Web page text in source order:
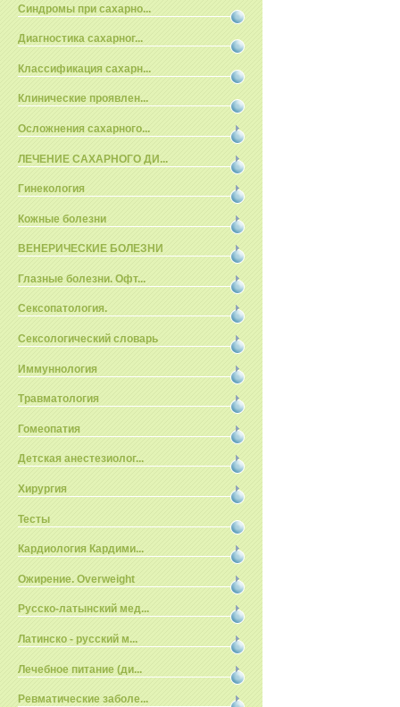
Синдромы при сахарно...
Диагностика сахарног...
Классификация сахарн...
Клинические проявлен...
Осложнения сахарного...
ЛЕЧЕНИЕ САХАРНОГО ДИ...
Гинекология
Кожные болезни
ВЕНЕРИЧЕСКИЕ БОЛЕЗНИ
Глазные болезни. Офт...
Сексопатология.
Сексологический словарь
Иммуннология
Травматология
Гомеопатия
Детская анестезиолог...
Хирургия
Тесты
Кардиология Кардими...
Ожирение. Overweight
Русско-латынский мед...
Латинско - русский м...
Лечебное питание (ди...
Ревматические заболе...